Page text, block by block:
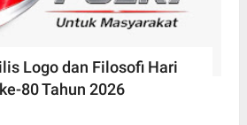
Logo dan Filosofi Hari
80 Tahun 2026